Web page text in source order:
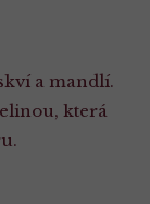
a mandlí.
která